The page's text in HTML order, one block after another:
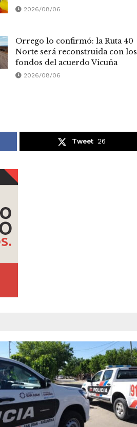
2026/08/06
Orrego lo confirmó: la Ruta 40
Norte será reconstruida con los
fondos del acuerdo Vicuña
2026/08/06
Tweet 26